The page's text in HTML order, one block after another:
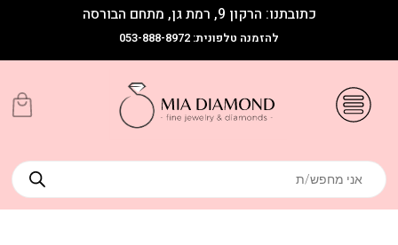
כתובתנו: הרקון 9, רמת גן, מתחם הבורסה
להזמנה טלפונית: 053-888-8972